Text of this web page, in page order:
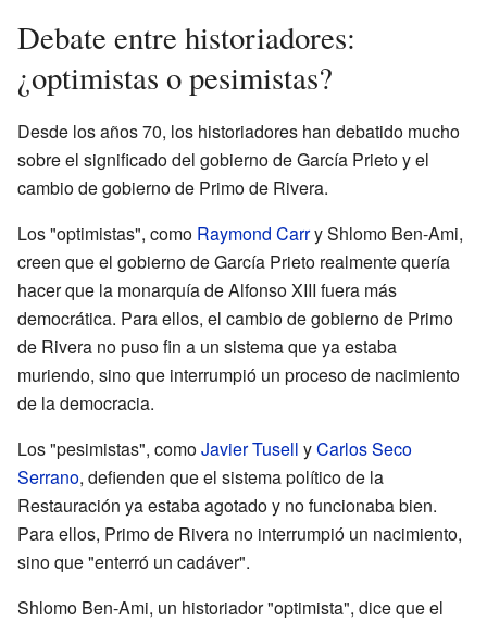
Debate entre historiadores:
¿optimistas o pesimistas?
Desde los años 70, los historiadores han debatido mucho
sobre el significado del gobierno de García Prieto y el
cambio de gobierno de Primo de Rivera.
Los "optimistas", como Raymond Carry Shlomo Ben-Ami,
creen que el gobierno de García Prieto realmente quería
hacer que la monarquía de Alfonso XIII fuera más
democrática. Para ellos, el cambio de gobierno de Primo
de Rivera no puso fin a un sistema que ya estaba
muriendo, sino que interrumpió un proceso de nacimiento
de la democracia.
Los "pesimistas", comoJavier Tusell yCarlos Seco
Serrano, defienden que el sistema político de la
Restauración ya estaba agotado y no funcionaba bien.
Para ellos, Primo de Rivera no interrumpió un nacimiento,
sino que "enterró un cadáver".
Shlomo Ben-Ami, un historiador "optimista", dice que el